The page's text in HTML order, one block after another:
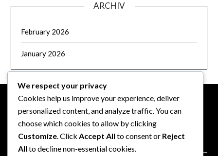
ARCHIV
February 2026
January 2026
RECHTLICHES
Cookie-Richtlinie
We respect your privacy
Cookies help us improve your experience, deliver
personalized content, and analyze traffic. You can
choose which cookies to allow by clicking
Customize . Click Accept All to consent or Reject
All to decline non-essential cookies.